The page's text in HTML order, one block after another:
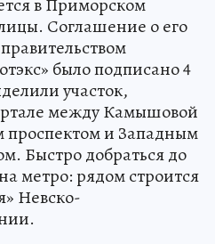
в Приморском
Соглашение о его
было подписано 4
участок,
между Камышовой
и Западным
Быстро добраться до
метро: рядом строится
Невско-